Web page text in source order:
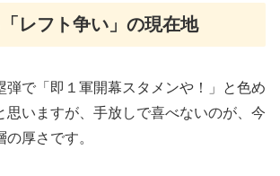
レフト争い」の現在地
弾で「即１軍開幕スタメンや！」と色め
思いますが、手放しで喜べないのが、今
厚さです。